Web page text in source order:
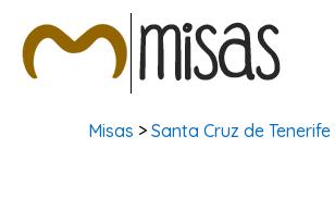
Misas >Santa Cruz de Tenerife